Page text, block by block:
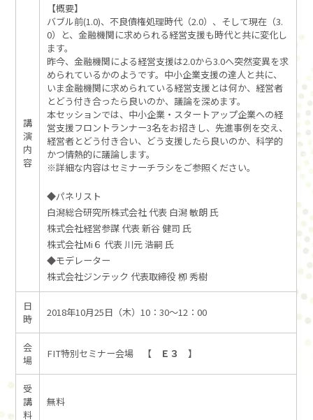
講
演
内
容
【概要】
バブル前(1.0)、不良債権処理時代（2.0）、そして現在（3.
0）と、金融機関に求められる経営支援も時代と共に変化し
ます。
昨今、金融機関による経営支援は2.0から3.0へ突然変異を求
められているかのようです。中小企業支援の達人と共に、
いま金融機関に求められている経営支援とは何か、経営者
とどう付き合ったら良いのか、議論を深めます。
本セッションでは、中小企業・スタートアップ企業への経
営支援フロントランナー3名をお招きし、先進事例を交え、
経営者とどう付き合い、どう支援したら良いのか、科学的
かつ情熱的に議論します。
※詳細な内容はセミナーチラシをご参照ください。
◆パネリスト
白潟総合研究所株式会社 代表 白潟 敏朗 氏
株式会社経営参謀 代表 新谷 健司 氏
株式会社Mi６ 代表 川元 浩嗣 氏
◆モデレーター
株式会社ジンテック 代表取締役 栁 秀樹
日
時
2018年10月25日（木）10：30～12：00
会
場
FIT特別セミナー会場 【 Ｅ３ 】
受
講
料
無料